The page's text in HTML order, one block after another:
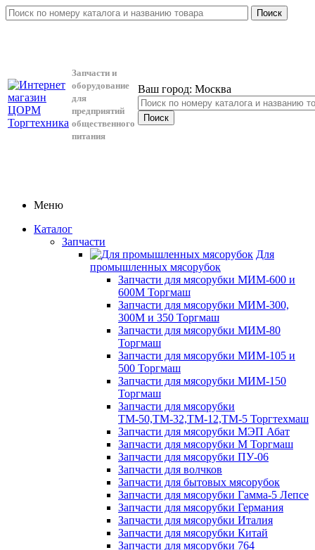
Поиск
Запчасти и
оборудование
для
предприятий
общественного
питания
Ваш город: Москва
Меню
Каталог
Запчасти
Для
промышленных мясорубок
Запчасти для мясорубки МИМ-600 и
600М Торгмаш
Запчасти для мясорубки МИМ-300,
300М и 350 Торгмаш
Запчасти для мясорубки МИМ-80
Торгмаш
Запчасти для мясорубки МИМ-105 и
500 Торгмаш
Запчасти для мясорубки МИМ-150
Торгмаш
Запчасти для мясорубки
ТМ-50,ТМ-32,ТМ-12,ТМ-5 Торгтехмаш
Запчасти для мясорубки МЭП Абат
Запчасти для мясорубки М Торгмаш
Запчасти для мясорубки ПУ-06
Запчасти для волчков
Запчасти для бытовых мясорубок
Запчасти для мясорубки Гамма-5 Лепсе
Запчасти для мясорубки Германия
Запчасти для мясорубки Италия
Запчасти для мясорубки Китай
Запчасти для мясорубки 764